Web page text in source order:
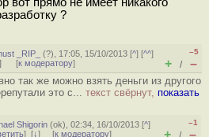
?
_RIP_ (?), 17:05, 15/10/2013 [^] [^^]
] [к модератору]
–5
+ / –
так же можно взять деньги из другого
это с... текст свёрнут, показать
Shigorin (ok), 02:34, 16/10/2013 [^]
] [↓] [к модератору]
–1
+ –